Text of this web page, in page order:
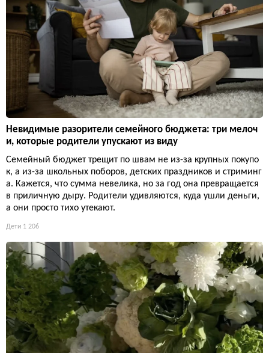
Невидимые разорители семейного бюджета: три мелоч
и, которые родители упускают из виду
Семейный бюджет трещит по швам не из-за крупных покупо
к, а из-за школьных поборов, детских праздников и стриминг
а. Кажется, что сумма невелика, но за год она превращается
в приличную дыру. Родители удивляются, куда ушли деньги,
а они просто тихо утекают.
Дети 1 206